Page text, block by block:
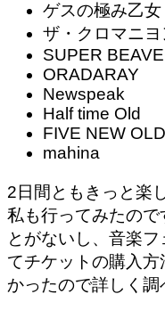
ゲスの極み乙女
ザ・クロマニ
SUPER
ORADARAY
Newspeak
Half time Old
FIVE NEW OLD
mahina
2日間ともきっと楽
私も行ってみたので
とがないし、音楽
てチケットの購入
かったので詳しく調